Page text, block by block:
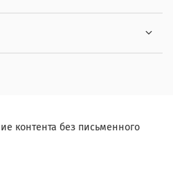
контента без письменного